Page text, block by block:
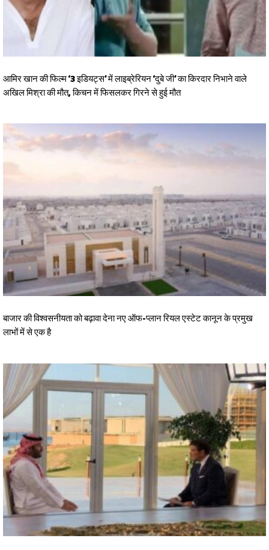
आमिर खान की फिल्म ‘3 इडियट्स’ में लाइब्रेरियन ‘दुबे जी’ का किरदार निभाने वाले
अखिल मिश्रा की मौत, किचन में फिसलकर गिरने से हुई मौत
बाजार की विश्वसनीयता को बढ़ावा देना नए ऑफ-प्लान रियल एस्टेट कानून के प्रमुख
लाभों में से एक है